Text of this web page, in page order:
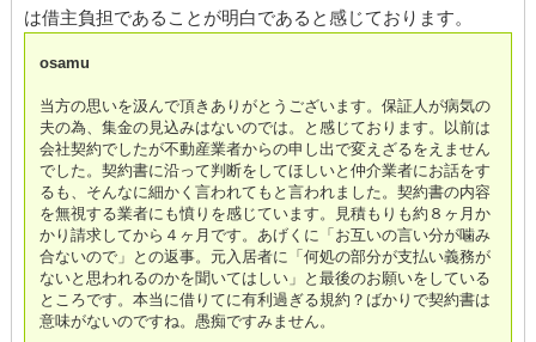
は借主負担であることが明白であると感じております。
osamu
当方の思いを汲んで頂きありがとうございます。保証人が病気の
夫の為、集金の見込みはないのでは。と感じております。以前は
会社契約でしたが不動産業者からの申し出で変えざるをえません
でした。契約書に沿って判断をしてほしいと仲介業者にお話をす
るも、そんなに細かく言われてもと言われました。契約書の内容
を無視する業者にも憤りを感じています。見積もりも約８ヶ月か
かり請求してから４ヶ月です。あげくに「お互いの言い分が噛み
合ないので」との返事。元入居者に「何処の部分が支払い義務が
ないと思われるのかを聞いてはしい」と最後のお願いをしている
ところです。本当に借りてに有利過ぎる規約？ばかりで契約書は
意味がないのですね。愚痴ですみません。